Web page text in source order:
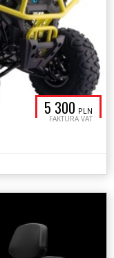
5 300 PLN
FAKTURA VAT